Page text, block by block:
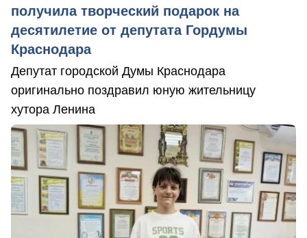
получила творческий подарок на
десятилетие от депутата Гордумы
Краснодара
Депутат городской Думы Краснодара
оригинально поздравил юную жительницу
хутора Ленина